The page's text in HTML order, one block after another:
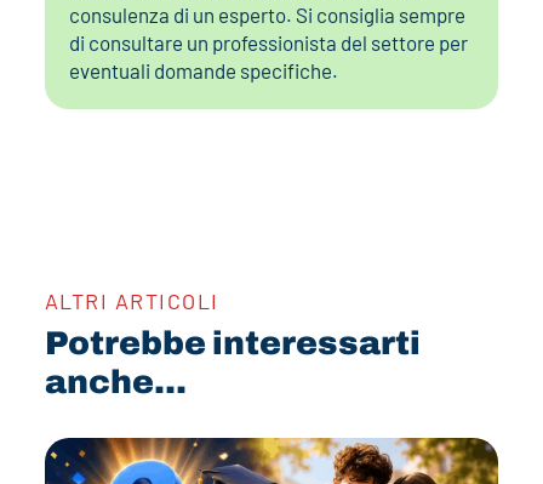
consulenza di un esperto. Si consiglia sempre
di consultare un professionista del settore per
eventuali domande specifiche.
ALTRI ARTICOLI
Potrebbe interessarti
anche...